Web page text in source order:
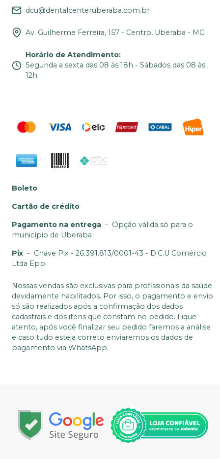
dcu@dentalcenteruberaba.com.br
Av. Guilherme Ferreira, 157 - Centro, Uberaba - MG
Horário de Atendimento:
Segunda a sexta das 08 às 18h - Sábados das 08 às
12h
Boleto
Cartão de crédito
Pagamento na entrega - Opção válida só para o
município de Uberaba
Pix - Chave Pix - 26.391.813/0001-43 - D.C.U Comércio
Ltda Epp
Nossas vendas são exclusivas para profissionais da saúde
devidamente habilitados. Por isso, o pagamento e envio
só são realizados após a confirmação dos dados
cadastrais e dos itens que constam no pedido. Fique
atento, após você finalizar seu pedido faremos a análise
e caso tudo esteja correto enviaremos os dados de
pagamento via WhatsApp.